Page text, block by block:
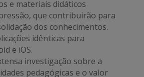
e materiais didáticos
que contribuirão para
dos conhecimentos.
idênticas para
e iOS.
investigação sobre a
pedagógicas e o valor